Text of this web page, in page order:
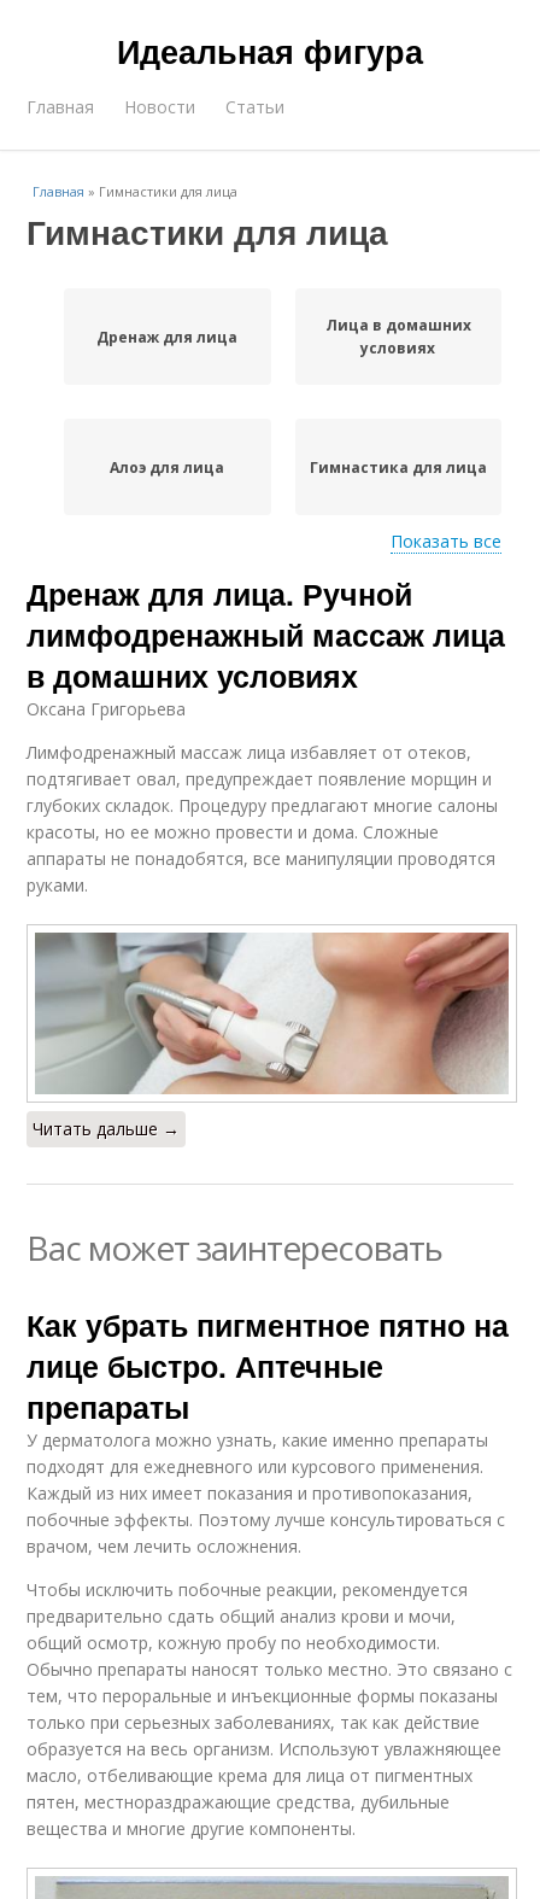
Идеальная фигура
Главная Новости Статьи
Главная » Гимнастики для лица
Гимнастики для лица
Дренаж для лица
Лица в домашних
условиях
Алоэ для лица Гимнастика для лица
Гимнастики от
морщин
Упражнения для лица
Показать все
Дренаж для лица. Ручной
лимфодренажный массаж лица
в домашних условиях
Оксана Григорьева
Лимфодренажный массаж лица избавляет от отеков,
подтягивает овал, предупреждает появление морщин и
глубоких складок. Процедуру предлагают многие салоны
красоты, но ее можно провести и дома. Сложные
аппараты не понадобятся, все манипуляции проводятся
руками.
Читать дальше →
Вас может заинтересовать
Как убрать пигментное пятно на
лице быстро. Аптечные
препараты
У дерматолога можно узнать, какие именно препараты
подходят для ежедневного или курсового применения.
Каждый из них имеет показания и противопоказания,
побочные эффекты. Поэтому лучше консультироваться с
врачом, чем лечить осложнения.
Чтобы исключить побочные реакции, рекомендуется
предварительно сдать общий анализ крови и мочи,
общий осмотр, кожную пробу по необходимости.
Обычно препараты наносят только местно. Это связано с
тем, что пероральные и инъекционные формы показаны
только при серьезных заболеваниях, так как действие
образуется на весь организм. Используют увлажняющее
масло, отбеливающие крема для лица от пигментных
пятен, местнораздражающие средства, дубильные
вещества и многие другие компоненты.